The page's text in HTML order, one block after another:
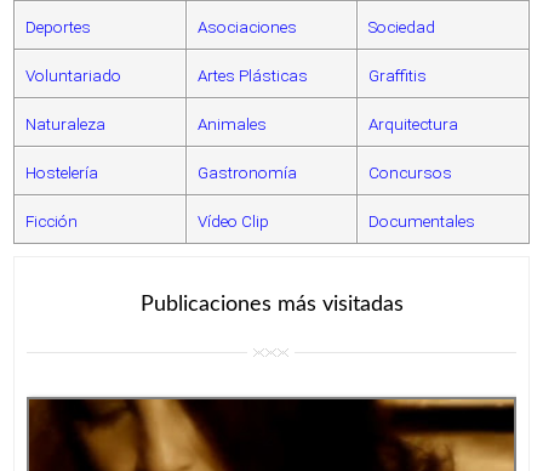
Deportes Asociaciones Sociedad
Voluntariado Artes Plásticas Graffitis
Naturaleza Animales Arquitectura
Hostelería Gastronomía Concursos
Ficción Vídeo Clip Documentales
Publicaciones más visitadas